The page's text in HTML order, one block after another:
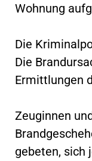
Wohnung
Die
Die
Ermittlungen
Zeuginnen
gebeten, sich